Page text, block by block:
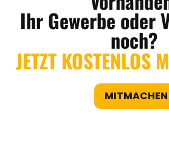
Ihr Gewerbe oder
noch?
JETZT KOSTENLOS
MITMACHEN